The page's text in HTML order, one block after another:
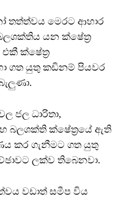
තත්ත්වය මෙරට ආහාර
යන ක්ෂේත්‍ර
ක්ෂේත්‍ර
ගත යුතු කඩිනම් පියවර
ජල ධාරිතා,
බලශක්ති ක්ෂේත්‍රයේ ඇති
කර ගැනීමට ගත යුතු
ලක්ව තිබෙනවා.
වඩාත් සමීප විය